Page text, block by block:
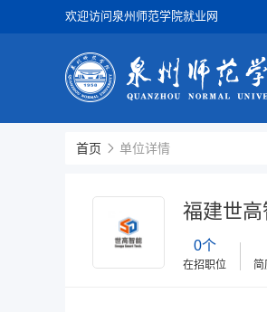
欢迎访问泉州师范学院就业网
首页 单位详情
福建世高
0个
在招职位 简